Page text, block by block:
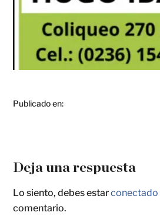
Publicado en:
Deja una respuesta
Lo siento, debes estarconectado
comentario.